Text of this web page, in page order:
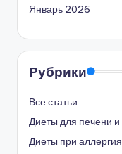
Январь 2026
Рубрики
Все статьи
Диеты для печени
Диеты при